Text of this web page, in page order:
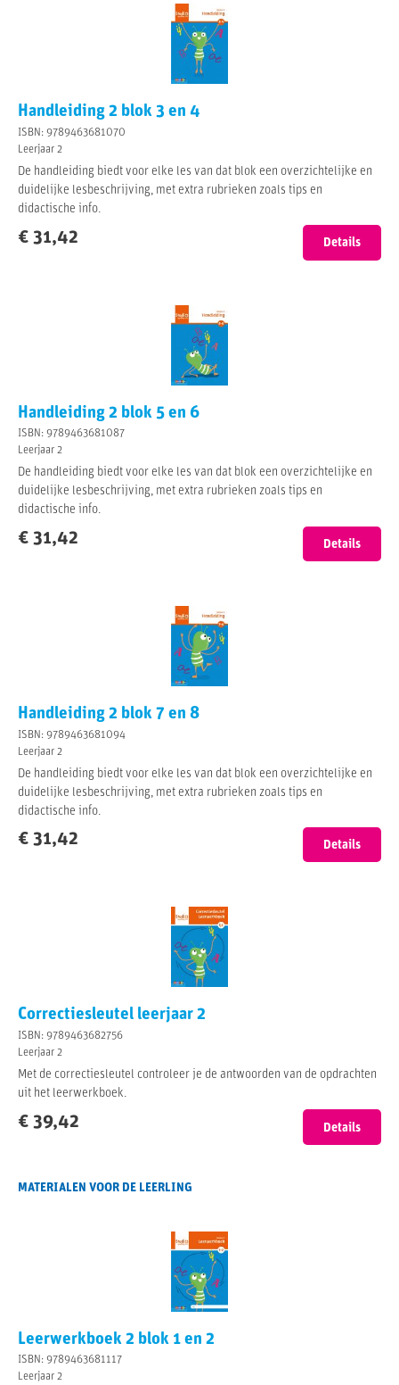
Handleiding 2 blok 3 en 4
ISBN: 9789463681070
Leerjaar 2
De handleiding biedt voor elke les van dat blok een overzichtelijke en
duidelijke lesbeschrijving, met extra rubrieken zoals tips en
didactische info.
€ 31,42 Details
Handleiding 2 blok 5 en 6
ISBN: 9789463681087
Leerjaar 2
De handleiding biedt voor elke les van dat blok een overzichtelijke en
duidelijke lesbeschrijving, met extra rubrieken zoals tips en
didactische info.
€ 31,42 Details
Handleiding 2 blok 7 en 8
ISBN: 9789463681094
Leerjaar 2
De handleiding biedt voor elke les van dat blok een overzichtelijke en
duidelijke lesbeschrijving, met extra rubrieken zoals tips en
didactische info.
€ 31,42 Details
Correctiesleutel leerjaar 2
ISBN: 9789463682756
Leerjaar 2
Met de correctiesleutel controleer je de antwoorden van de opdrachten
uit het leerwerkboek.
€ 39,42 Details
MATERIALEN VOOR DE LEERLING
Leerwerkboek 2 blok 1 en 2
ISBN: 9789463681117
Leerjaar 2